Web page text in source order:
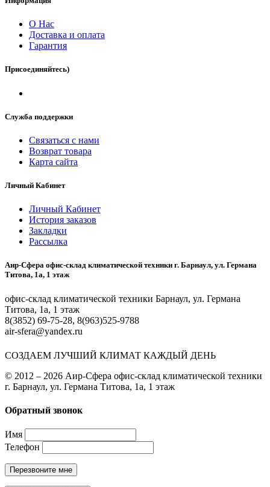
О Нас
Доставка и оплата
Гарантия
Присоединяйтесь)
Служба поддержки
Связаться с нами
Возврат товара
Карта сайта
Личный Кабинет
Личный Кабинет
История заказов
Закладки
Рассылка
Аир-Сфера офис-склад климатической техники г. Барнаул, ул. Германа
Титова, 1а, 1 этаж
офис-склад климатической техники Барнаул, ул. Германа
Титова, 1а, 1 этаж
8(3852) 69-75-28, 8(963)525-9788
air-sfera@yandex.ru
СОЗДАЕМ ЛУЧШИЙ КЛИМАТ КАЖДЫЙ ДЕНЬ
© 2012 – 2026 Аир-Сфера офис-склад климатической техники
г. Барнаул, ул. Германа Титова, 1а, 1 этаж
Обратный звонок
Имя
Телефон
Перезвоните мне